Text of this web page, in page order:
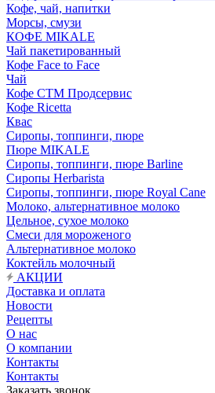
Кофе, чай, напитки
Морсы, смузи
КОФЕ MIKALE
Чай пакетированный
Кофе Face to Face
Чай
Кофе СТМ Продсервис
Кофе Ricetta
Квас
Сиропы, топпинги, пюре
Пюре MIKALE
Сиропы, топпинги, пюре Barline
Сиропы Herbarista
Сиропы, топпинги, пюре Royal Cane
Молоко, альтернативное молоко
Цельное, сухое молоко
Смеси для мороженого
Альтернативное молоко
Коктейль молочный
АКЦИИ
Доставка и оплата
Новости
Рецепты
О нас
О компании
Контакты
Контакты
Заказать звонок